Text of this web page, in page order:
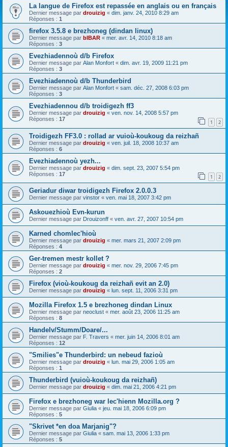
La langue de Firefox est repassée en anglais ou en français
Dernier message par drouizig « dim. janv. 24, 2010 8:29 am
Réponses : 1
firefox 3.5.8 e brezhoneg (dindan linux)
Dernier message par bIBAR « mer. avr. 14, 2010 8:18 am
Réponses : 3
Evezhiadennoù d/b Firefox
Dernier message par Alan Monfort « dim. avr. 19, 2009 11:21 pm
Réponses : 3
Evezhiadennoù d/b Thunderbird
Dernier message par Alan Monfort « sam. déc. 27, 2008 6:03 pm
Réponses : 3
Evezhiadennou d/b troidigezh ff3
Dernier message par drouizig « ven. nov. 14, 2008 5:57 pm
Réponses : 17 1 2
Troidigezh FF3.0 : rollad ar vuioù-koukoug da reizhañ
Dernier message par drouizig « ven. juil. 18, 2008 10:37 am
Réponses : 6
Evezhiadennoù yezh...
Dernier message par drouizig « dim. sept. 23, 2007 5:54 pm
Réponses : 17 1 2
Geriadur diwar troidigezh Firefox 2.0.0.3
Dernier message par vinstor « ven. mai 18, 2007 3:42 pm
Askouezhioù Evn-kurun
Dernier message par Drouizonff « ven. avr. 27, 2007 10:54 pm
Karned chomlec'hioù
Dernier message par drouizig « mer. mars 21, 2007 2:09 pm
Réponses : 4
Ger-tremen mestr kollet ?
Dernier message par drouizig « mer. nov. 29, 2006 7:45 pm
Réponses : 2
Firefox (vioù-koukoug da reizhañ evit an 2.0)
Dernier message par drouizig « lun. sept. 11, 2006 3:31 pm
Mozilla Firefox 1.5 e brezhoneg dindan Linux
Dernier message par neoclust « mer. août 23, 2006 11:25 am
Réponses : 8
Handelv/Stumm/Doare/...
Dernier message par F. Travers « mer. juin 14, 2006 8:01 am
Réponses : 12
"Smilies"e Thunderbird: un nebeud fazioù
Dernier message par drouizig « lun. mai 29, 2006 1:05 am
Réponses : 1
Thunderbird (vuioù-koukoug da reizhañ)
Dernier message par drouizig « dim. mai 21, 2006 4:21 pm
Firefox e brezhoneg war lec'hienn Mozilla.org ?
Dernier message par Giulia « jeu. mai 18, 2006 6:09 pm
Réponses : 5
"Skrivet *en doa Marjanig"?
Dernier message par Giulia « sam. mai 13, 2006 1:33 pm
Réponses : 5